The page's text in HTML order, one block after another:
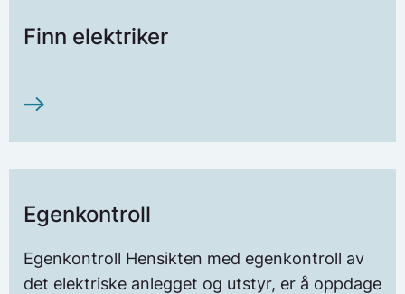
Finn elektriker
Egenkontroll
Egenkontroll Hensikten med egenkontroll av
det elektriske anlegget og utstyr, er å oppdage